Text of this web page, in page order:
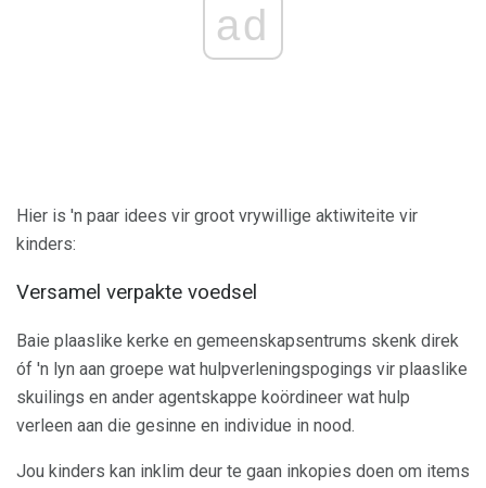
ad
Hier is 'n paar idees vir groot vrywillige aktiwiteite vir
kinders:
Versamel verpakte voedsel
Baie plaaslike kerke en gemeenskapsentrums skenk direk
óf 'n lyn aan groepe wat hulpverleningspogings vir plaaslike
skuilings en ander agentskappe koördineer wat hulp
verleen aan die gesinne en individue in nood.
Jou kinders kan inklim deur te gaan inkopies doen om items